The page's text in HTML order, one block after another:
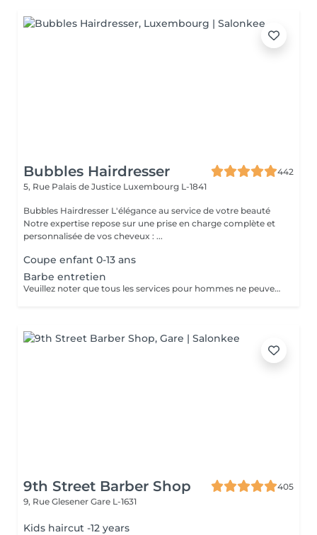
Bubbles Hairdresser
442
5, Rue Palais de Justice Luxembourg L-1841
Bubbles Hairdresser L'élégance au service de votre beauté
Notre expertise repose sur une prise en charge complète et
personnalisée de vos cheveux : ...
Coupe enfant 0-13 ans
Barbe entretien
Veuillez noter que tous les services pour hommes ne peuvent PAS être réservés en ligne. Merci d'appeler ou de passer pour réserver ces derniers. Quiconque ne respecte pas cela et réserve un service pour femme à la place ou utilise le compte d'une femme pour bloquer du temps pour le service d'un homme sera bloqué de toutes les réservations futures.
9th Street Barber Shop
405
9, Rue Glesener Gare L-1631
Kids haircut -12 years